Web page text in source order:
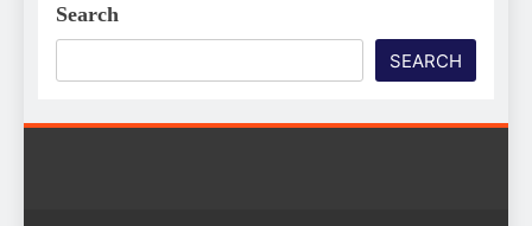
Search
SEARCH